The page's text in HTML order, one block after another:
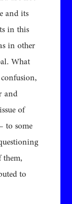
and its
in this
in other
What
and
of
to some
them,
to